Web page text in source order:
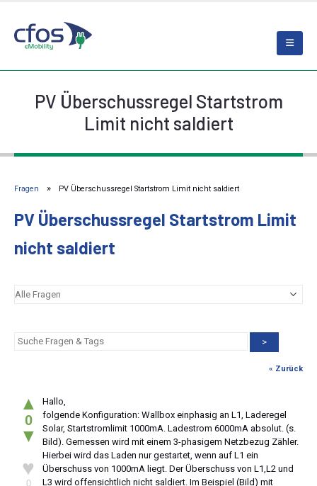
PV Überschussregel Startstrom
Limit nicht saldiert
Fragen PV Überschussregel Startstrom Limit nicht saldiert
PV Überschussregel Startstrom Limit
nicht saldiert
>
« Zurück
▲
0
▼
♥
0
Hallo,
folgende Konfiguration: Wallbox einphasig an L1, Laderegel
Solar, Startstromlimit 1000mA. Ladestrom 6000mA absolut. (s.
Bild). Gemessen wird mit einem 3-phasigem Netzbezug Zähler.
Hierbei wird das Laden nur gestartet, wenn auf L1 ein
Überschuss von 1000mA liegt. Der Überschuss von L1,L2 und
L3 wird offensichtlich nicht saldiert. Im Beispiel (Bild) mit